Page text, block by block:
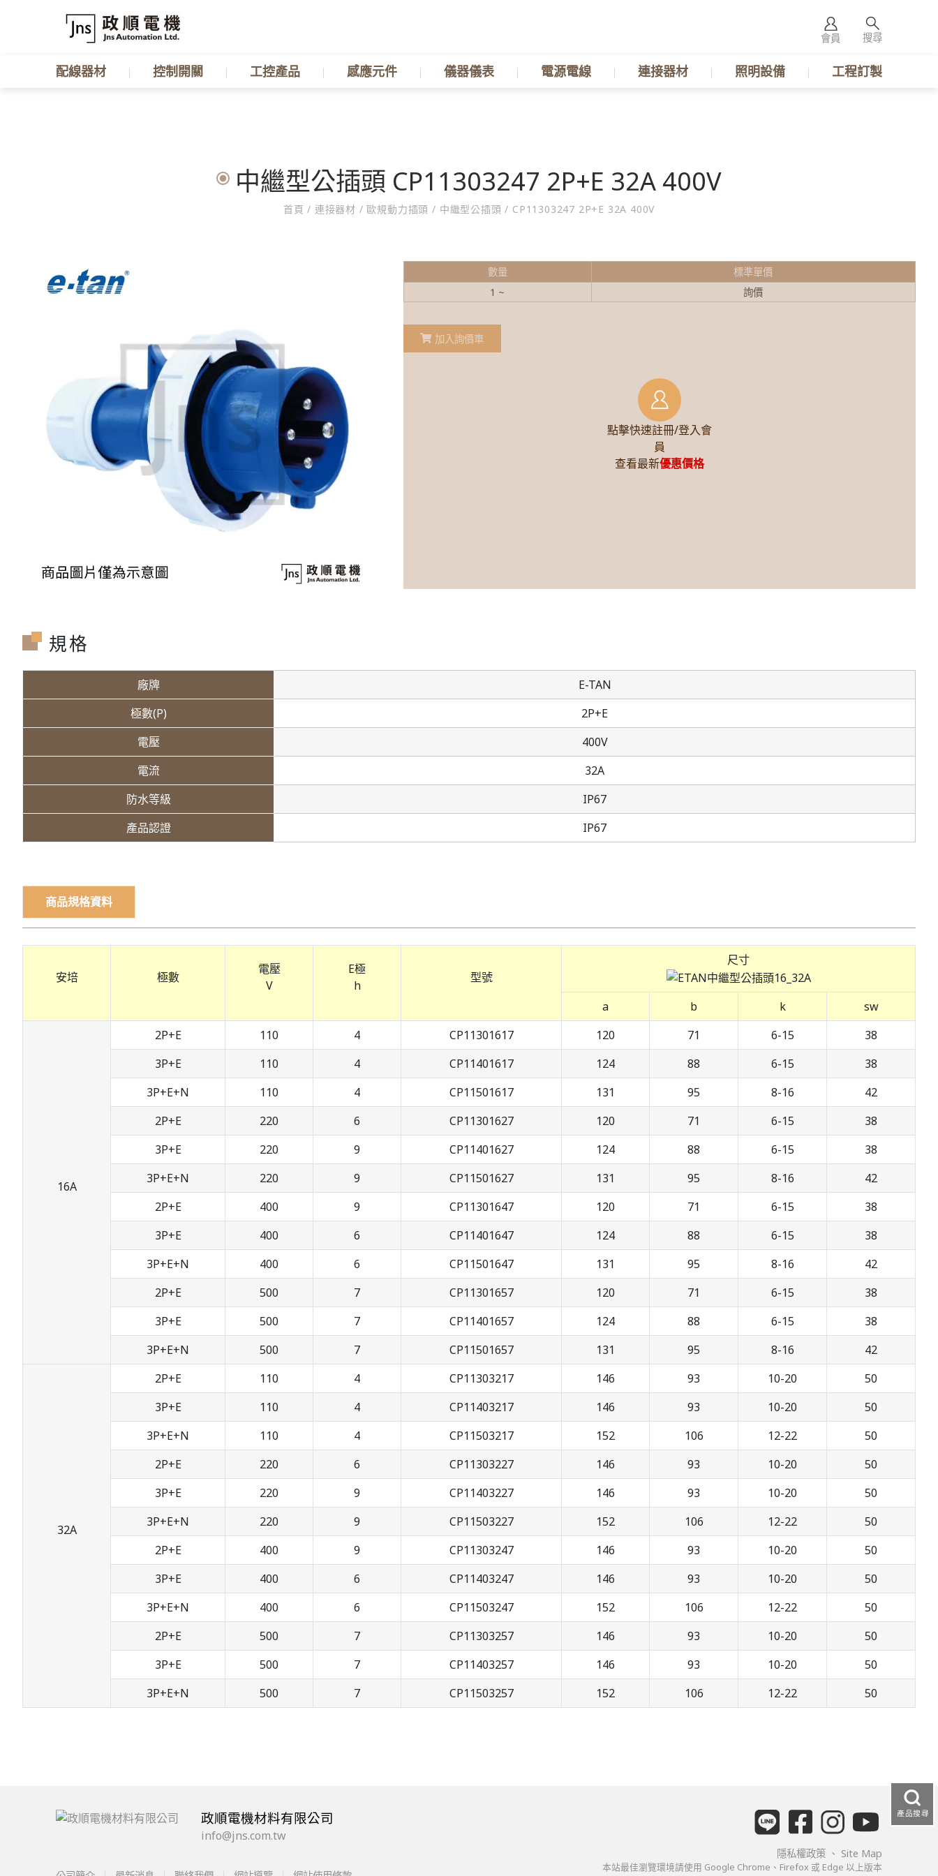
會員 搜尋
配線器材 控制開關 工控產品 感應元件 儀器儀表 電源電線 連接器材 照明設備 工程訂製
中繼型公插頭 CP11303247 2P+E 32A 400V
首頁/ 連接器材 / 歐規動力插頭/ 中繼型公插頭/ CP11303247 2P+E 32A 400V
點擊快速註冊/登入會
員
查看最新優惠價格
數量
標準單價
1 ~
詢價
加入詢價車
規格
廠牌
E-TAN
極數(P)
2P+E
電壓
400V
電流
32A
防水等級
IP67
產品認證
IP67
商品規格資料
安培 極數
電壓
V
E極
h
型號
尺寸
a b k sw
16A
2P+E 110 4 CP11301617 120 71 6-15
38
3P+E
110 4 CP11401617 124 88 6-15
38
3P+E+N
110 4 CP11501617 131 95 8-16
42
2P+E
220 6 CP11301627 120 71 6-15
38
3P+E
220 9 CP11401627 124 88 6-15
38
3P+E+N
220 9 CP11501627 131 95 8-16
42
2P+E
400 9 CP11301647 120 71 6-15
38
3P+E
400 6 CP11401647 124 88 6-15
38
3P+E+N
400 6 CP11501647 131 95 8-16
42
2P+E
500 7 CP11301657 120 71 6-15
38
3P+E
500 7 CP11401657 124 88 6-15
38
3P+E+N
500 7 CP11501657 131 95 8-16 42
32A
2P+E 110 4 CP11303217 146 93 10-20
50
3P+E
110 4 CP11403217 146 93 10-20
50
3P+E+N
110 4 CP11503217 152 106 12-22
50
2P+E
220 6 CP11303227 146 93 10-20
50
3P+E
220 9 CP11403227 146 93 10-20
50
3P+E+N
220 9 CP11503227 152 106 12-22
50
2P+E
400 9 CP11303247 146 93 10-20
50
3P+E
400 6 CP11403247 146 93 10-20
50
3P+E+N
400 6 CP11503247 152 106 12-22
50
2P+E
500 7 CP11303257 146 93 10-20
50
3P+E
500 7 CP11403257 146 93 10-20
50
3P+E+N
500 7 CP11503257 152 106 12-22 50
政順電機材料有限公司
info@jns.com.tw
隱私權政策 、 Site Map
本站最佳瀏覽環境請使用 Google Chrome、Firefox 或 Edge 以上版本
產品搜尋